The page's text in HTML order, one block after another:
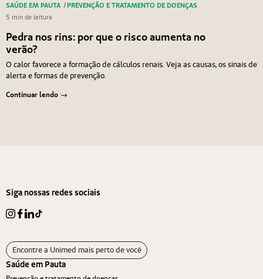
SAÚDE EM PAUTA / PREVENÇÃO E TRATAMENTO DE DOENÇAS
5 min de leitura
Pedra nos rins: por que o risco aumenta no
verão?
O calor favorece a formação de cálculos renais. Veja as causas, os sinais de
alerta e formas de prevenção.
Continuar lendo
Siga nossas redes sociais
Encontre a Unimed mais perto de você
Saúde em Pauta